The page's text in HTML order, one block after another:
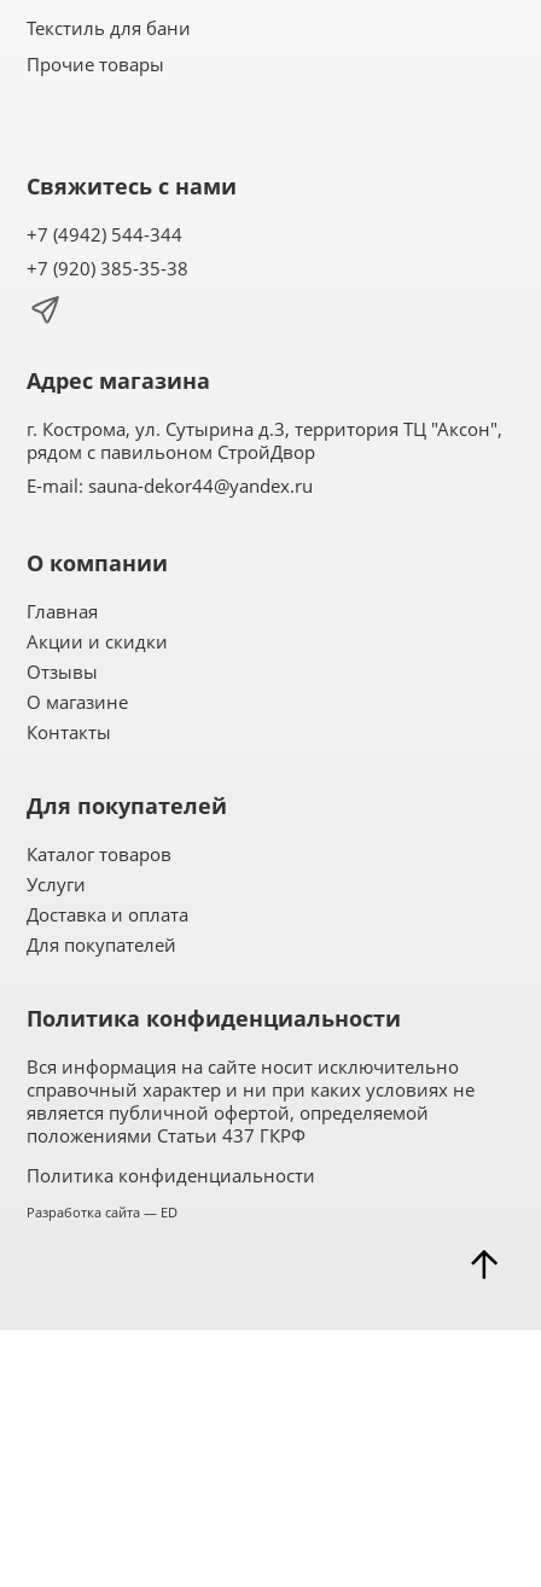
Текстиль для бани
Прочие товары
Свяжитесь с нами
+7 (4942) 544-344
+7 (920) 385-35-38
Адрес магазина
г. Кострома, ул. Сутырина д.3, территория ТЦ "Аксон",
рядом с павильоном СтройДвор
E-mail:sauna-dekor44@yandex.ru
О компании
Главная
Акции и скидки
Отзывы
О магазине
Контакты
Для покупателей
Каталог товаров
Услуги
Доставка и оплата
Для покупателей
Политика конфиденциальности
Вся информация на сайте носит исключительно
справочный характер и ни при каких условиях не
является публичной офертой, определяемой
положениями Статьи 437 ГКРФ
Политика конфиденциальности
Разработка сайта — ED